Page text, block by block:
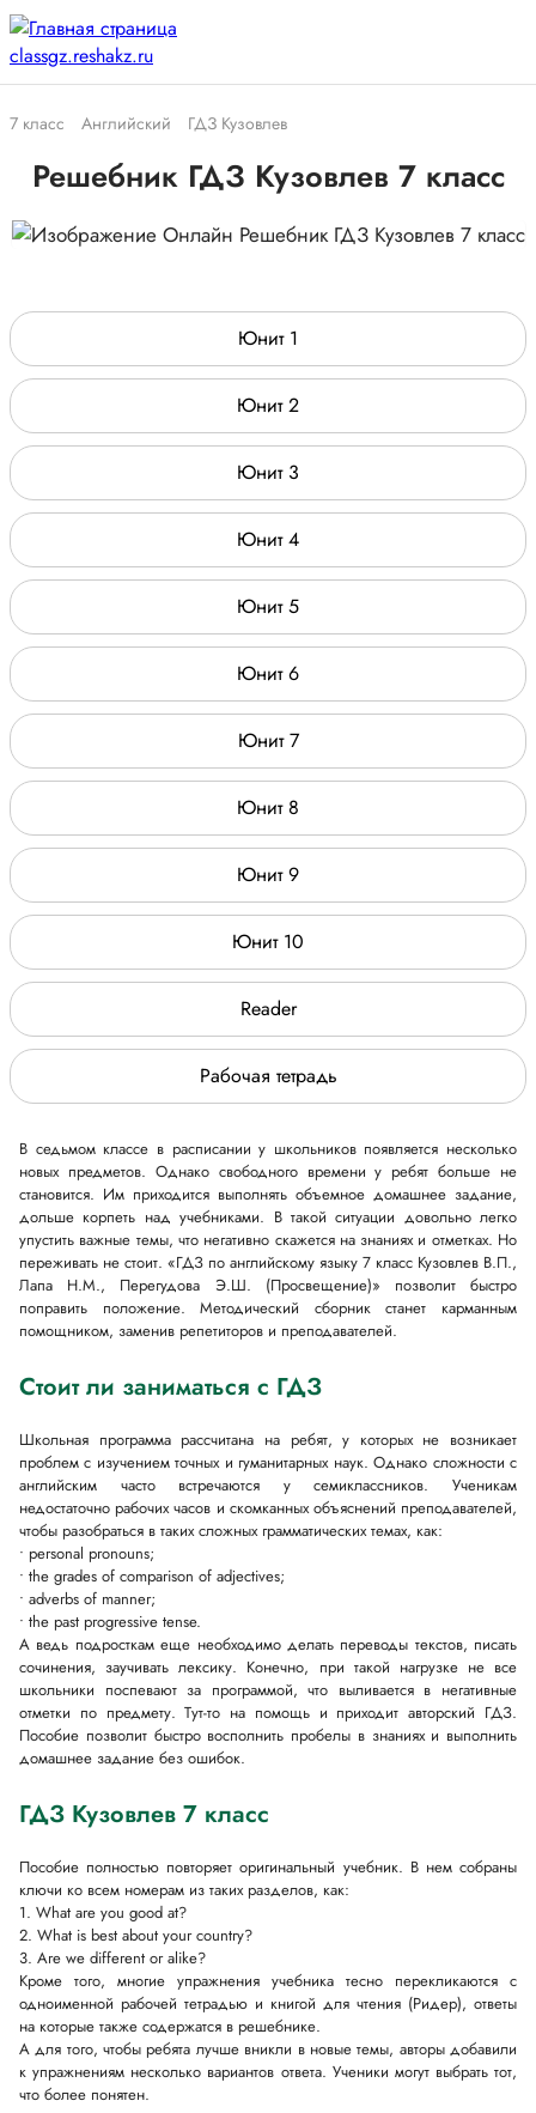
7 класс Английский ГДЗ Кузовлев
Решебник ГДЗ Кузовлев 7 класс
Юнит 1
Юнит 2
Юнит 3
Юнит 4
Юнит 5
Юнит 6
Юнит 7
Юнит 8
Юнит 9
Юнит 10
Reader
Рабочая тетрадь
В седьмом классе в расписании у школьников появляется несколько
новых предметов. Однако свободного времени у ребят больше не
становится. Им приходится выполнять объемное домашнее задание,
дольше корпеть над учебниками. В такой ситуации довольно легко
упустить важные темы, что негативно скажется на знаниях и отметках. Но
переживать не стоит. «ГДЗ по английскому языку 7 класс Кузовлев В.П.,
Лапа Н.М., Перегудова Э.Ш. (Просвещение)» позволит быстро
поправить положение. Методический сборник станет карманным
помощником, заменив репетиторов и преподавателей.
Стоит ли заниматься с ГДЗ
Школьная программа рассчитана на ребят, у которых не возникает
проблем с изучением точных и гуманитарных наук. Однако сложности с
английским часто встречаются у семиклассников. Ученикам
недостаточно рабочих часов и скомканных объяснений преподавателей,
чтобы разобраться в таких сложных грамматических темах, как:
• personal pronouns;
• the grades of comparison of adjectives;
• adverbs of manner;
• the past progressive tense.
А ведь подросткам еще необходимо делать переводы текстов, писать
сочинения, заучивать лексику. Конечно, при такой нагрузке не все
школьники поспевают за программой, что выливается в негативные
отметки по предмету. Тут-то на помощь и приходит авторский ГДЗ.
Пособие позволит быстро восполнить пробелы в знаниях и выполнить
домашнее задание без ошибок.
ГДЗ Кузовлев 7 класс
Пособие полностью повторяет оригинальный учебник. В нем собраны
ключи ко всем номерам из таких разделов, как:
1. What are you good at?
2. What is best about your country?
3. Are we different or alike?
Кроме того, многие упражнения учебника тесно перекликаются с
одноименной рабочей тетрадью и книгой для чтения (Ридер), ответы
на которые также содержатся в решебнике.
А для того, чтобы ребята лучше вникли в новые темы, авторы добавили
к упражнениям несколько вариантов ответа. Ученики могут выбрать тот,
что более понятен.